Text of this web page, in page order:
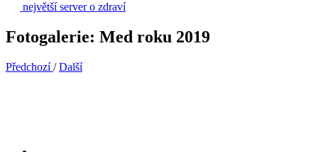
největší server o zdraví
Fotogalerie: Med roku 2019
Předchozí / Další